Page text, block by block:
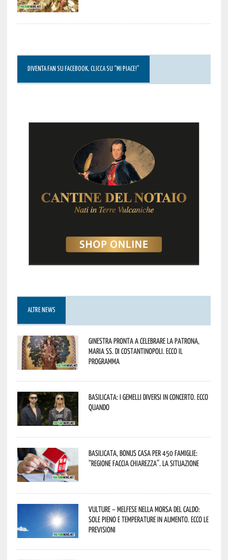
DIVENTA FAN SU FACEBOOK, CLICCA SU “MI PIACE!”
ALTRE NEWS
Ginestra pronta a celebrare la Patrona,
Maria SS. di Costantinopoli. Ecco il
programma
Basilicata: i Gemelli DiVersi in concerto. Ecco
quando
Basilicata, Bonus casa per 450 famiglie:
“Regione faccia chiarezza”. La situazione
Vulture – melfese nella morsa del caldo:
sole pieno e temperature in aumento. Ecco le
previsioni